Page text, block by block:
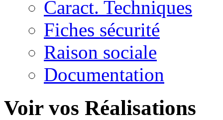
Caract. Techniques
Fiches sécurité
Raison sociale
Documentation
Voir vos Réalisations